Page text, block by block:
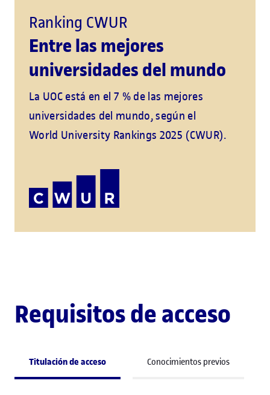
Ranking CWUR
Entre las mejores
universidades del mundo
La UOC está en el 7 % de las mejores
universidades del mundo, según el
World University Rankings 2025 (CWUR).
Requisitos de acceso
Titulación de acceso Conocimientos previos